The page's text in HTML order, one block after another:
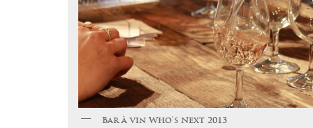
Bar à vin Who’s Next 2013